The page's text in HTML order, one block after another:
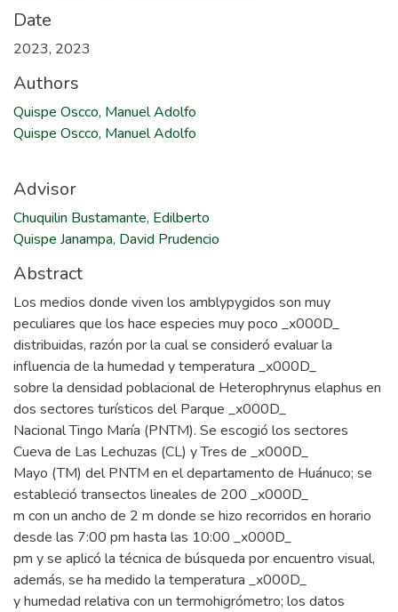
Date
2023, 2023
Authors
Quispe Oscco, Manuel Adolfo
Quispe Oscco, Manuel Adolfo
Advisor
Chuquilin Bustamante, Edilberto
Quispe Janampa, David Prudencio
Abstract
Los medios donde viven los amblypygidos son muy
peculiares que los hace especies muy poco _x000D_
distribuidas, razón por la cual se consideró evaluar la
influencia de la humedad y temperatura _x000D_
sobre la densidad poblacional de Heterophrynus elaphus en
dos sectores turísticos del Parque _x000D_
Nacional Tingo María (PNTM). Se escogió los sectores
Cueva de Las Lechuzas (CL) y Tres de _x000D_
Mayo (TM) del PNTM en el departamento de Huánuco; se
estableció transectos lineales de 200 _x000D_
m con un ancho de 2 m donde se hizo recorridos en horario
desde las 7:00 pm hasta las 10:00 _x000D_
pm y se aplicó la técnica de búsqueda por encuentro visual,
además, se ha medido la temperatura _x000D_
y humedad relativa con un termohigrómetro; los datos